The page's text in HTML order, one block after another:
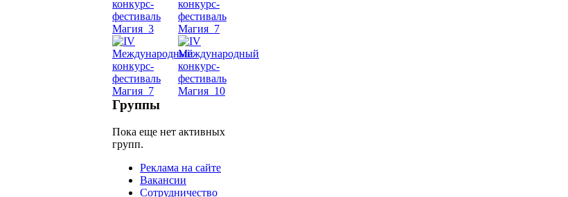
школы
Группы
Пока еще нет активных
групп.
Реклама на сайте
Вакансии
Сотрудничество